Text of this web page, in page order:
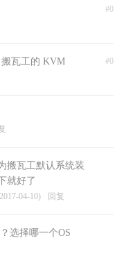
#0
#0
搬瓦工的 KVM
搬瓦工默认系统装
就好了
04-10) 回复
选择哪一个OS